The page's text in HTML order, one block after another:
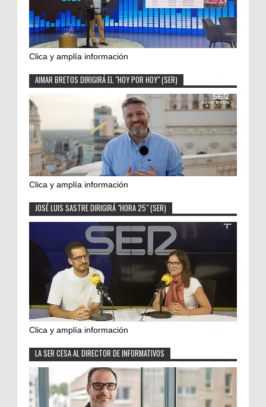
Clica y amplía información
AIMAR BRETOS DIRIGIRÁ EL "HOY POR HOY" (SER)
Clica y amplía información
JOSÉ LUIS SASTRE DIRIGIRÁ "HORA 25" (SER)
Clica y amplía información
LA SER CESA AL DIRECTOR DE INFORMATIVOS